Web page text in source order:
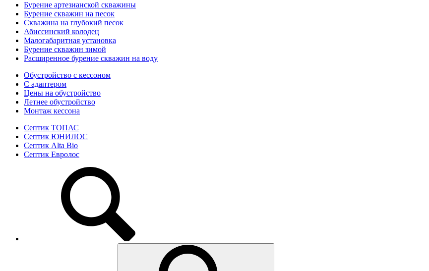
Бурение артезианской скважины
Бурение скважин на песок
Скважина на глубокий песок
Абиссинский колодец
Малогабаритная установка
Бурение скважин зимой
Расширенное бурение скважин на воду
Обустройство с кессоном
С адаптером
Цены на обустройство
Летнее обустройство
Монтаж кессона
Септик ТОПАС
Септик ЮНИЛОС
Септик Alta Bio
Септик Евролос